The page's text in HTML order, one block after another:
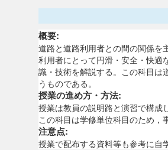
概要:
道路と道路利用者との間の関係を
利用者にとって円滑・安全・快適
識・技術を解説する。この科目は
うものである。
授業の進め方・方法:
授業は教員の説明路と演習で構成
この科目は学修単位科目のため，
注意点:
授業で配布する資料等も参考に自